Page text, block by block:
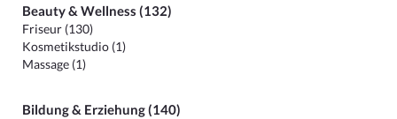
Beauty & Wellness (132)
Friseur (130)
Kosmetikstudio (1)
Massage (1)
Bildung & Erziehung (140)